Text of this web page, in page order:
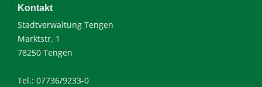
Kontakt
Stadtverwaltung Tengen
Marktstr. 1
78250 Tengen
Tel.: 07736/9233-0